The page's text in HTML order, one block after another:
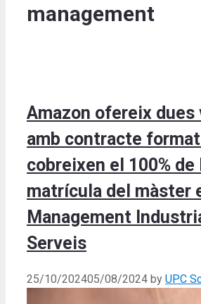
management
Amazon ofereix dues
amb contracte
cobreixen el 100% de
matrícula del màster
Management
Serveis
25/10/202405/08/2024 by UPC